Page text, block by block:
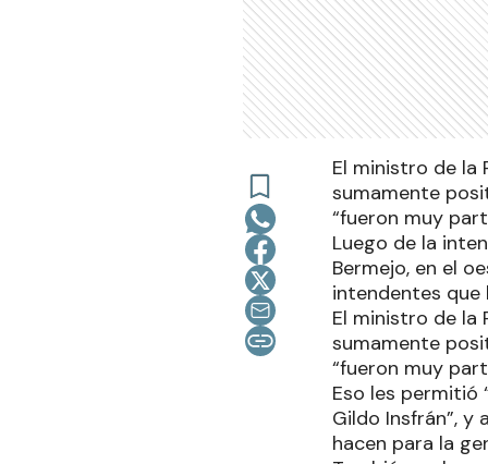
El ministro de la
sumamente
“fueron muy
Luego de la
Bermejo, en el
intendentes que
El ministro de la
sumamente
“fueron muy
Eso les permitió
Gildo Insfrán”, y
hacen para la